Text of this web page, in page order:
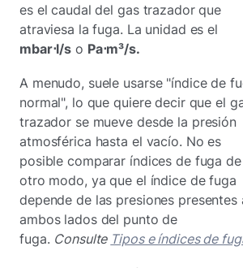
es el caudal del gas trazador que
atraviesa la fuga. La unidad es el
mbar⋅l/s o Pa⋅m³/s.
A menudo, suele usarse "índice de
normal", lo que quiere decir que el
trazador se mueve desde la presión
atmosférica hasta el vacío. No es
posible comparar índices de fuga de
otro modo, ya que el índice de fuga
depende de las presiones presentes
ambos lados del punto de
fuga. Consulte Tipos e índices de